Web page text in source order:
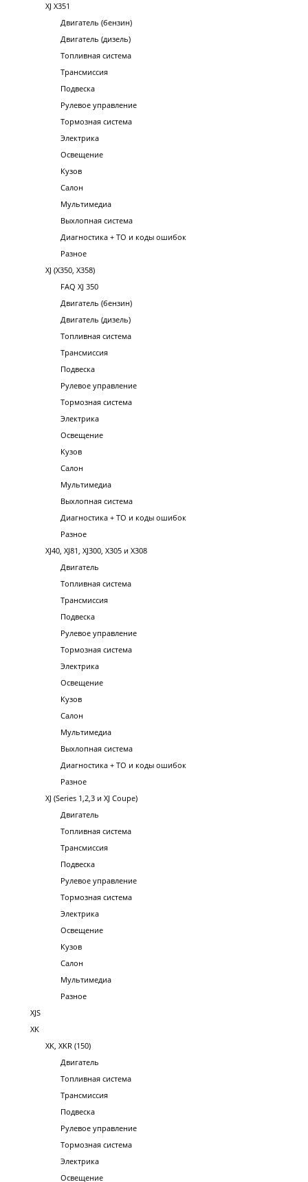
XJ X351
Двигатель (бензин)
Двигатель (дизель)
Топливная система
Трансмиссия
Подвеска
Рулевое управление
Тормозная система
Электрика
Освещение
Кузов
Салон
Мультимедиа
Выхлопная система
Диагностика + ТО и коды ошибок
Разное
XJ (X350, X358)
FAQ XJ 350
Двигатель (бензин)
Двигатель (дизель)
Топливная система
Трансмиссия
Подвеска
Рулевое управление
Тормозная система
Электрика
Освещение
Кузов
Салон
Мультимедиа
Выхлопная система
Диагностика + ТО и коды ошибок
Разное
XJ40, XJ81, XJ300, X305 и X308
Двигатель
Топливная система
Трансмиссия
Подвеска
Рулевое управление
Тормозная система
Электрика
Освещение
Кузов
Салон
Мультимедиа
Выхлопная система
Диагностика + ТО и коды ошибок
Разное
XJ (Series 1,2,3 и XJ Coupe)
Двигатель
Топливная система
Трансмиссия
Подвеска
Рулевое управление
Тормозная система
Электрика
Освещение
Кузов
Салон
Мультимедиа
Разное
XJS
XK
XK, XKR (150)
Двигатель
Топливная система
Трансмиссия
Подвеска
Рулевое управление
Тормозная система
Электрика
Освещение